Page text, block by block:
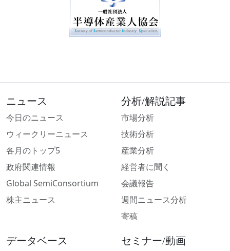
ニュース
今日のニュース
ウィークリーニュース
各月のトップ5
政府関連情報
Global SemiConsortium
株主ニュース
分析/解説記事
市場分析
技術分析
産業分析
経営者に聞く
会議報告
週間ニュース分析
寄稿
データベース
セミナー/動画